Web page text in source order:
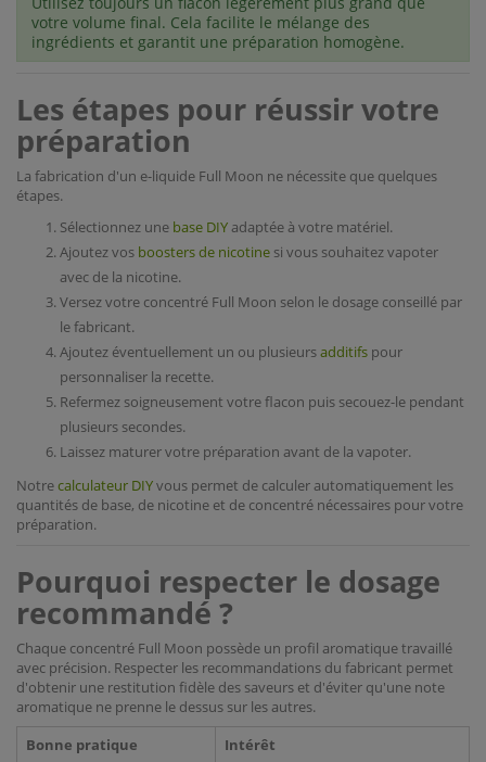
votre volume final. Cela facilite le mélange des
ingrédients et garantit une préparation homogène.
Les étapes pour réussir votre
préparation
La fabrication d'un e-liquide Full Moon ne nécessite que quelques
étapes.
Sélectionnez une base DIY adaptée à votre matériel.
Ajoutez vos boosters de nicotine si vous souhaitez vapoter
avec de la nicotine.
Versez votre concentré Full Moon selon le dosage conseillé par
le fabricant.
Ajoutez éventuellement un ou plusieursadditifs pour
personnaliser la recette.
Refermez soigneusement votre flacon puis secouez-le pendant
plusieurs secondes.
Laissez maturer votre préparation avant de la vapoter.
Notrecalculateur DIYvous permet de calculer automatiquement les
quantités de base, de nicotine et de concentré nécessaires pour votre
préparation.
Pourquoi respecter le dosage
recommandé ?
Chaque concentré Full Moon possède un profil aromatique travaillé
avec précision. Respecter les recommandations du fabricant permet
d'obtenir une restitution fidèle des saveurs et d'éviter qu'une note
aromatique ne prenne le dessus sur les autres.
Bonne pratique
Intérêt